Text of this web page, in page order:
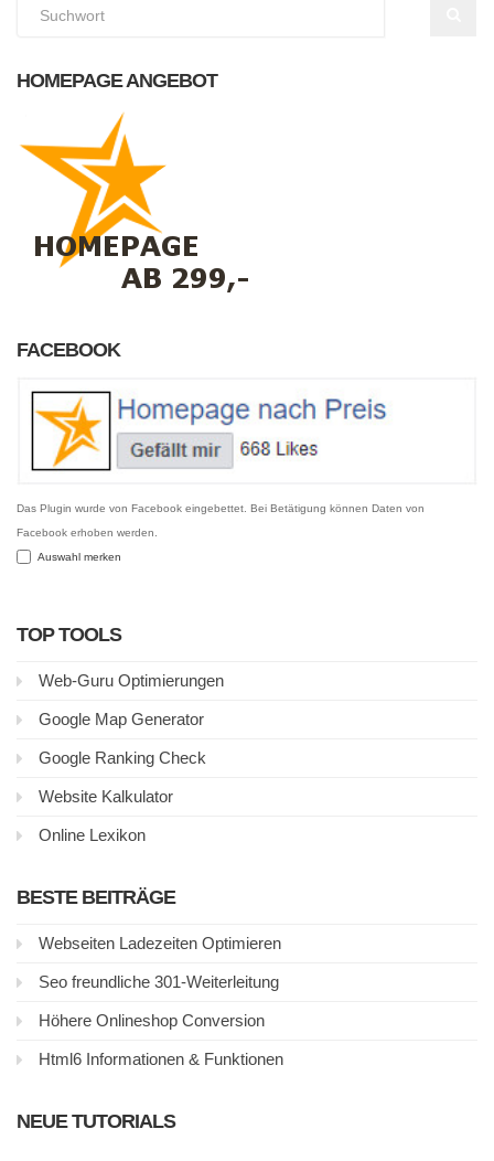
HOMEPAGE ANGEBOT
FACEBOOK
Das Plugin wurde von Facebook eingebettet. Bei Betätigung können Daten von
Facebook erhoben werden.
Auswahl merken
TOP TOOLS
Web-Guru Optimierungen
Google Map Generator
Google Ranking Check
Website Kalkulator
Online Lexikon
BESTE BEITRÄGE
Webseiten Ladezeiten Optimieren
Seo freundliche 301-Weiterleitung
Höhere Onlineshop Conversion
Html6 Informationen & Funktionen
NEUE TUTORIALS